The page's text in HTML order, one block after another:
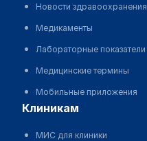
Новости здравоохранения
Медикаменты
Лабораторные показатели
Медицинские термины
Мобильные приложения
клиникам
МИС для клиники